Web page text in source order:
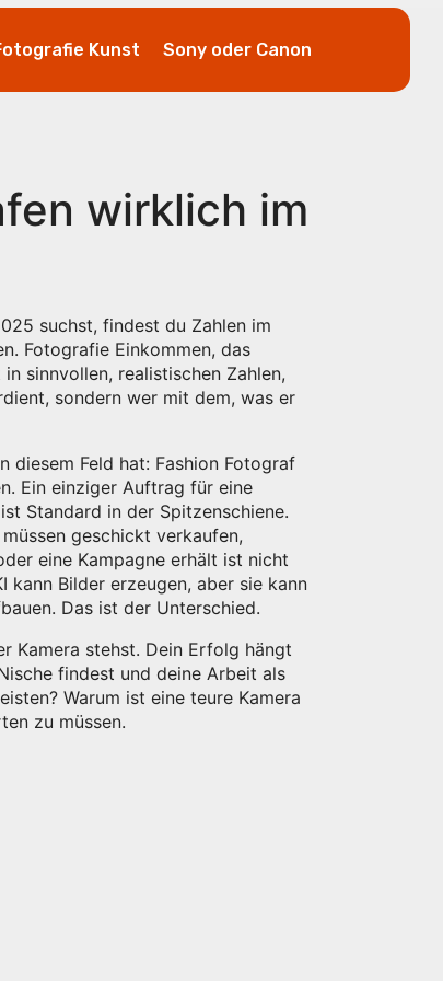
Kunst Sony oder Canon
wirklich im
suchst, findest du Zahlen im
Fotografie Einkommen, das
sinnvollen, realistischen Zahlen,
sondern wer mit dem, was er
diesem Feld hat: Fashion Fotograf
. Ein einziger Auftrag für eine
Standard in der Spitzenschiene.
geschickt verkaufen,
eine Kampagne erhält ist nicht
Bilder erzeugen, aber sie kann
Das ist der Unterschied.
Kamera stehst. Dein Erfolg hängt
findest und deine Arbeit als
Warum ist eine teure Kamera
zu müssen.